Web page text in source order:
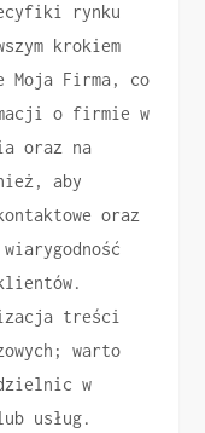
rynku
krokiem
Moja Firma, co
o firmie w
oraz na
aby
oraz
treści
warto
w
usług.